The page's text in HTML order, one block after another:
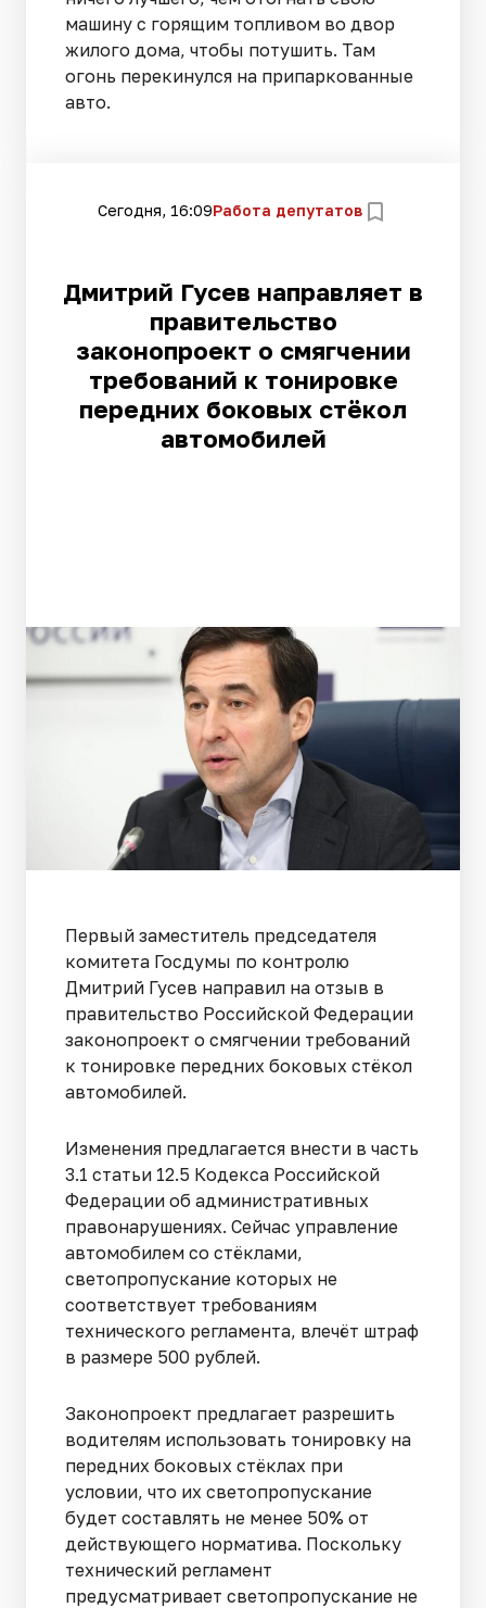
машину с горящим топливом во двор
жилого дома, чтобы потушить. Там
огонь перекинулся на припаркованные
авто.
Сегодня, 16:09Работа депутатов
Дмитрий Гусев направляет в
правительство
законопроект о смягчении
требований к тонировке
передних боковых стёкол
автомобилей
Первый заместитель председателя
комитета Госдумы по контролю
Дмитрий Гусев направил на отзыв в
правительство Российской Федерации
законопроект о смягчении требований
к тонировке передних боковых стёкол
автомобилей.
Изменения предлагается внести в часть
3.1 статьи 12.5 Кодекса Российской
Федерации об административных
правонарушениях. Сейчас управление
автомобилем со стёклами,
светопропускание которых не
соответствует требованиям
технического регламента, влечёт штраф
в размере 500 рублей.
Законопроект предлагает разрешить
водителям использовать тонировку на
передних боковых стёклах при
условии, что их светопропускание
будет составлять не менее 50% от
действующего норматива. Поскольку
технический регламент
предусматривает светопропускание не